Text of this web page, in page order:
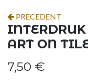
PRECEDENT
ART ON
7,50 €